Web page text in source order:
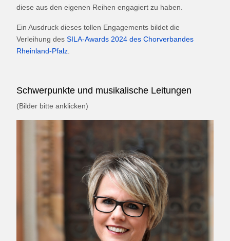
diese aus den eigenen Reihen engagiert zu haben.
Ein Ausdruck dieses tollen Engagements bildet die
Verleihung des SILA-Awards 2024 des Chorverbandes
Rheinland-Pfalz
Schwerpunkte und musikalische Leitungen
(Bilder bitte anklicken)